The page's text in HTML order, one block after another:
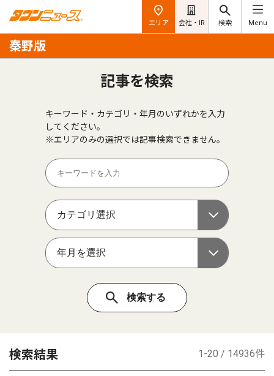
エリア 会社・IR 検索 Menu
秦野版
記事を検索
キーワード・カテゴリ・年月のいずれかを入力
してください。
※エリアのみの選択では記事検索できません。
検索結果 1-20 / 14936件